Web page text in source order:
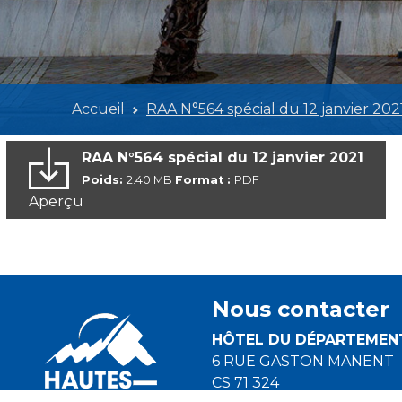
Accueil RAA N°564 spécial du 12 janvier
RAA N°564 spécial du 12 janvier 2021
Poids: 2.40 MB Format : PDF
Aperçu
Nous contacter
HÔTEL DU
6 RUE GASTON MANENT
CS 71 324